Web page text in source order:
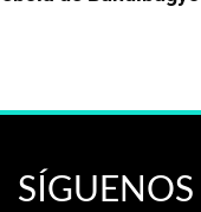
SÍGUENOS